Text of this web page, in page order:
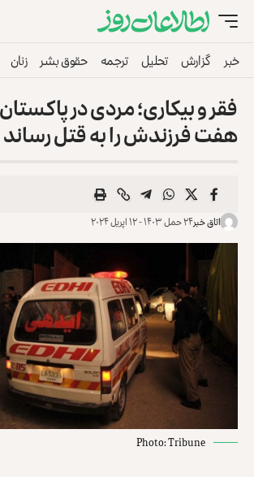
خبر گزارش تحلیل ترجمه حقوق بشر زنان
فقر و بیکاری؛ مردی در
هفت فرزندش را به قتل رساند
اتاق خبر۲۴ حمل ۱۴۰۳ - ۱۲ اپریل ۲۰۲۴
Photo: Tribune